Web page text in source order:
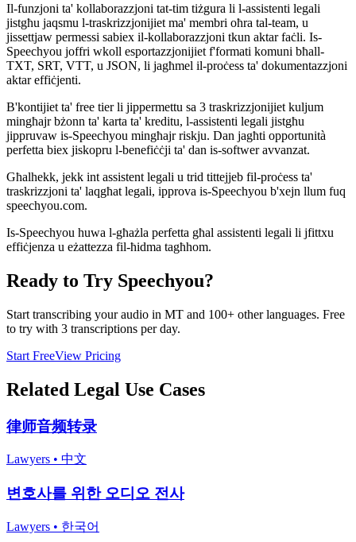
Il-funzjoni ta' kollaborazzjoni tat-tim tiżgura li l-assistenti legali
jistgħu jaqsmu l-traskrizzjonijiet ma' membri oħra tal-team, u
jissettjaw permessi sabiex il-kollaborazzjoni tkun aktar faċli. Is-
Speechyou joffri wkoll esportazzjonijiet f'formati komuni bħall-
TXT, SRT, VTT, u JSON, li jagħmel il-proċess ta' dokumentazzjoni
aktar effiċjenti.
B'kontijiet ta' free tier li jippermettu sa 3 traskrizzjonijiet kuljum
mingħajr bżonn ta' karta ta' kreditu, l-assistenti legali jistgħu
jippruvaw is-Speechyou mingħajr riskju. Dan jagħti opportunità
perfetta biex jiskopru l-benefiċċji ta' dan is-softwer avvanzat.
Għalhekk, jekk int assistent legali u trid tittejjeb fil-proċess ta'
traskrizzjoni ta' laqgħat legali, ipprova is-Speechyou b'xejn llum fuq
speechyou.com.
Is-Speechyou huwa l-għażla perfetta għal assistenti legali li jfittxu
effiċjenza u eżattezza fil-ħidma tagħhom.
Ready to Try Speechyou?
Start transcribing your audio in MT and 100+ other languages. Free
to try with 3 transcriptions per day.
Start FreeView Pricing
Related Legal Use Cases
律师音频转录
Lawyers • 中文
변호사를 위한 오디오 전사
Lawyers • 한국어